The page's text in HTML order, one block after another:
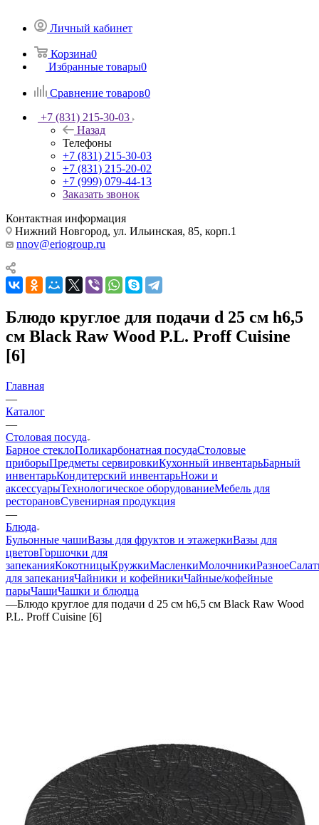
Личный кабинет
Корзина0
Избранные товары0
Сравнение товаров0
+7 (831) 215-30-03
Назад
Телефоны
+7 (831) 215-30-03
+7 (831) 215-20-02
+7 (999) 079-44-13
Заказать звонок
Контактная информация
Нижний Новгород, ул. Ильинская, 85, корп.1
nnov@eriogroup.ru
Блюдо круглое для подачи d 25 см h6,5
см Black Raw Wood P.L. Proff Cuisine
[6]
Главная
—
Каталог
—
Столовая посуда
Барное стеклоПоликарбонатная посудаСтоловые
приборыПредметы сервировкиКухонный инвентарьБарный
инвентарьКондитерский инвентарьНожи и
аксессуарыТехнологическое оборудованиеМебель для
ресторановСувенирная продукция
—
Блюда
Бульонные чашиВазы для фруктов и этажеркиВазы для
цветовГоршочки для
запеканияКокотницыКружкиМасленкиМолочникиРазное
для запеканияЧайники и кофейникиЧайные/кофейные
парыЧашиЧашки и блюдца
—Блюдо круглое для подачи d 25 см h6,5 см Black Raw Wood
P.L. Proff Cuisine [6]